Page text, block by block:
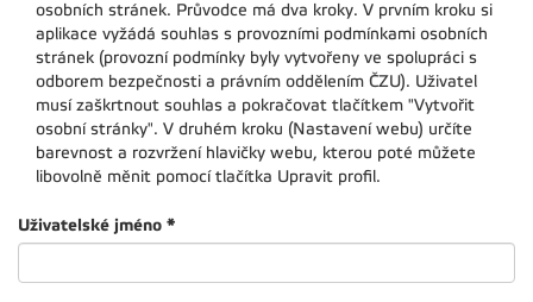
osobních stránek. Průvodce má dva kroky. V prvním kroku si
aplikace vyžádá souhlas s provozními podmínkami osobních
stránek (provozní podmínky byly vytvořeny ve spolupráci s
odborem bezpečnosti a právním oddělením ČZU). Uživatel
musí zaškrtnout souhlas a pokračovat tlačítkem "Vytvořit
osobní stránky". V druhém kroku (Nastavení webu) určíte
barevnost a rozvržení hlavičky webu, kterou poté můžete
libovolně měnit pomocí tlačítka Upravit profil.
Uživatelské jméno *